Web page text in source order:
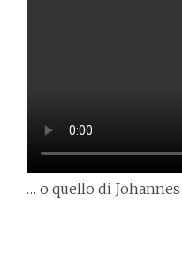
… o quello di